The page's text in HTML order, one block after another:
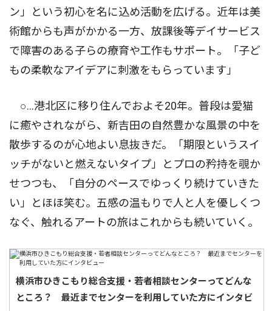
ン」という初心を名に込め活動を広げる。近年は美
術館からも声がかかる一方、放課後等デイサービス
で障害のある子らの療育や工作もサポート。「子ど
もの柔軟なアイデアに刺激をもらっています」
○…港北区に移り住んでおよそ20年。普段は愛猫
に癒やされながら、新吉田の自然豊かな風景の中を
散歩するのが心地よい息抜きだ。「期限というスイ
ッチがないと燃えないタイプ」とプロの矜持を覗か
せつつも、「自分のペースでゆっくり続けていきた
い」とほほ笑む。五感の温もりで人と人を優しくつ
なぐ、触れるアートの旅はこれからも続いていく。
横浜市ひきこもり総合支援・若者相談センターってどんな
ところ？ 最近までセンターを利用していた方にインタビ